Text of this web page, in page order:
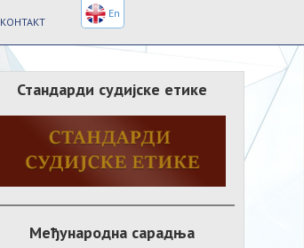
КОНТАКТ
Стандарди судијске етике
Међународна сарадња
En